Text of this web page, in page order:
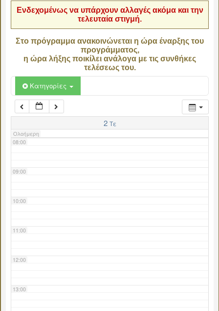
Ενδεχομένως να υπάρχουν αλλαγές ακόμα και την
τελευταία στιγμή.
Στο πρόγραμμα ανακοινώνεται η ώρα έναρξης του
προγράμματος,
η ώρα λήξης ποικίλει ανάλογα με τις συνθήκες
τελέσεως του.
Κατηγορίες
2 Τε
Ολοήμερη
06:00
07:00
08:00
09:00
10:00
11:00
12:00
13:00